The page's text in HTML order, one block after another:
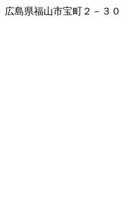
広島県福山市宝町２－３０